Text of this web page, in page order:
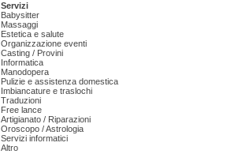
Servizi
Babysitter
Massaggi
Estetica e salute
Organizzazione eventi
Casting / Provini
Informatica
Manodopera
Pulizie e assistenza domestica
Imbiancature e traslochi
Traduzioni
Free lance
Artigianato / Riparazioni
Oroscopo / Astrologia
Servizi informatici
Altro